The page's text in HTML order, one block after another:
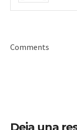
Comments
Deja una